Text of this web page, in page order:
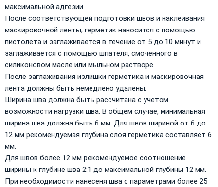
максимальной адгезии.
После соответствующей подготовки швов и наклеивания
маскировочной ленты, герметик наносится с помощью
пистолета и заглаживается в течение от 5 до 10 минут и
заглаживается с помощью шпателя, смоченного в
силиконовом масле или мыльном растворе.
После заглаживания излишки герметика и маскировочная
лента должны быть немедлено удалены.
Ширина шва должна быть рассчитана с учетом
возможности нагрузки шва. В общем случае, минимальная
ширина шва должна быть 6 мм. Для швов шириной от 6 до
12 мм рекомендуемая глубина слоя герметика составляет 6
мм.
Для швов более 12 мм рекомендуемое соотношение
ширины к глубине шва 2:1 до максимальной глубины 12 мм.
При необходимости нанесеня шва с параметрами более 25